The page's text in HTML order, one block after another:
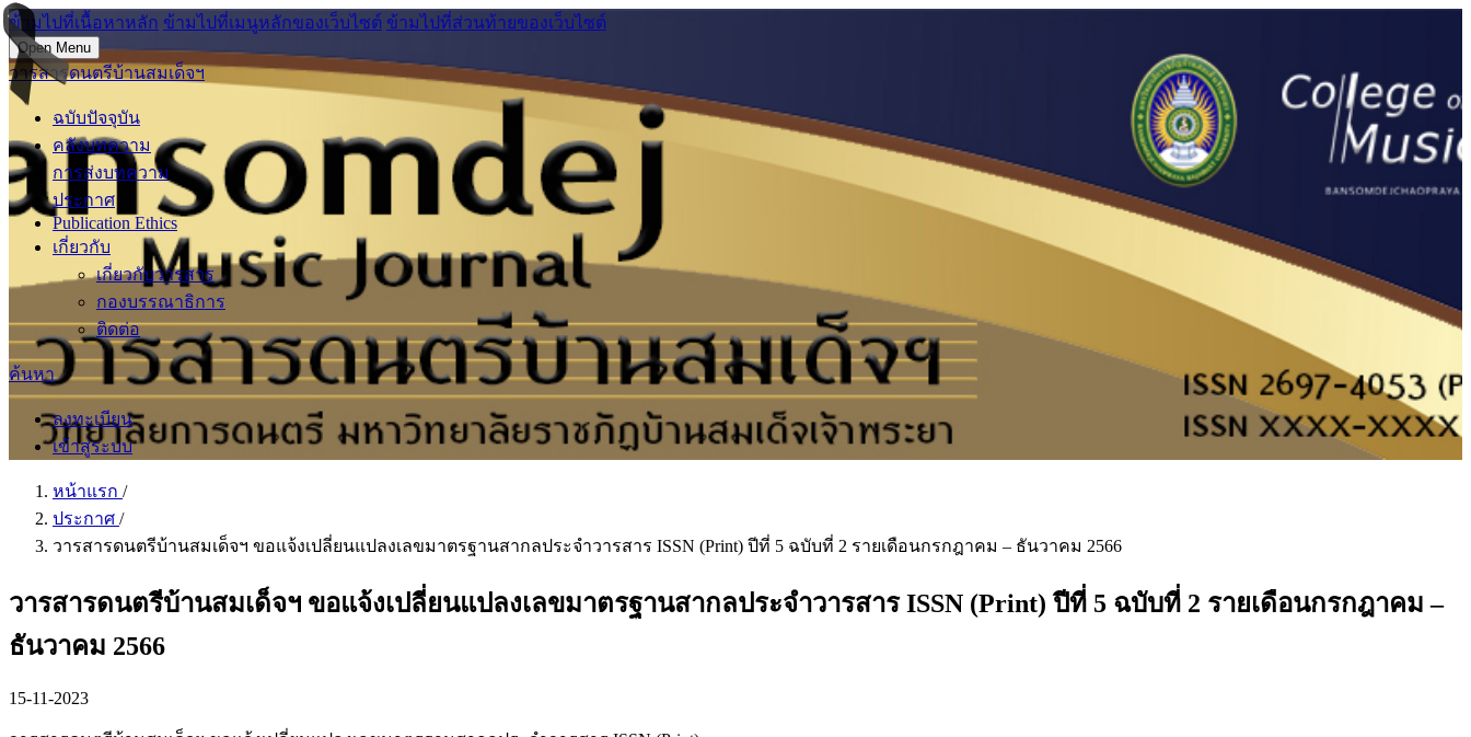
ข้ามไปที่เนื้อหาหลัก ข้ามไปที่เมนูหลักของเว็บไซต์ ข้ามไปที่ส่วนท้ายของเว็บไซต์
Open Menu
วารสารดนตรีบ้านสมเด็จฯ
ฉบับปัจจุบัน
คลังบทความ
การส่งบทความ
ประกาศ
Publication Ethics
เกี่ยวกับ
เกี่ยวกับวารสาร
กองบรรณาธิการ
ติดต่อ
ค้นหา
ลงทะเบียน
เข้าสู่ระบบ
หน้าแรก /
ประกาศ /
วารสารดนตรีบ้านสมเด็จฯ ขอแจ้งเปลี่ยนแปลงเลขมาตรฐานสากลประจำวารสาร ISSN (Print) ปีที่ 5 ฉบับที่ 2 รายเดือนกรกฎาคม – ธันวาคม 2566
วารสารดนตรีบ้านสมเด็จฯ ขอแจ้งเปลี่ยนแปลงเลขมาตรฐานสากลประจำวารสาร ISSN (Print) ปีที่ 5 ฉบับที่ 2 รายเดือนกรกฎาคม –
ธันวาคม 2566
15-11-2023